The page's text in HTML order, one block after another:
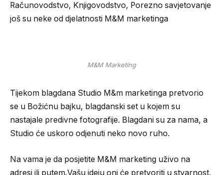
Računovodstvo, Knjigovodstvo, Porezno savjetovanje
još su neke od djelatnosti M&M marketinga
M&M Marketing
Tijekom blagdana Studio M&m marketinga pretvorio
se u Božićnu bajku, blagdanski set u kojem su
nastajale predivne fotografije. Blagdani su za nama, a
Studio će uskoro odjenuti neko novo ruho.
Na vama je da posjetite M&M marketing uživo na
adresi ili putem.Vašu ideju oni će pretvoriti u stvarnost.